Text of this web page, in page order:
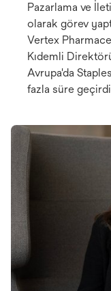
Pazarlama ve
olarak görev
Vertex
Kıdemli
Avrupa'da
fazla süre